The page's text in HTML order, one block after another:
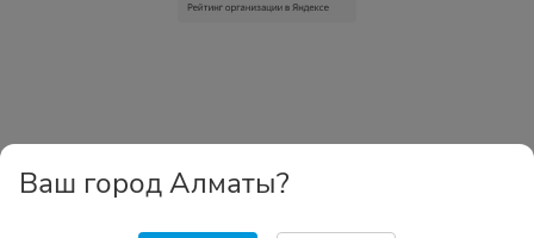
Ваш город Алматы?